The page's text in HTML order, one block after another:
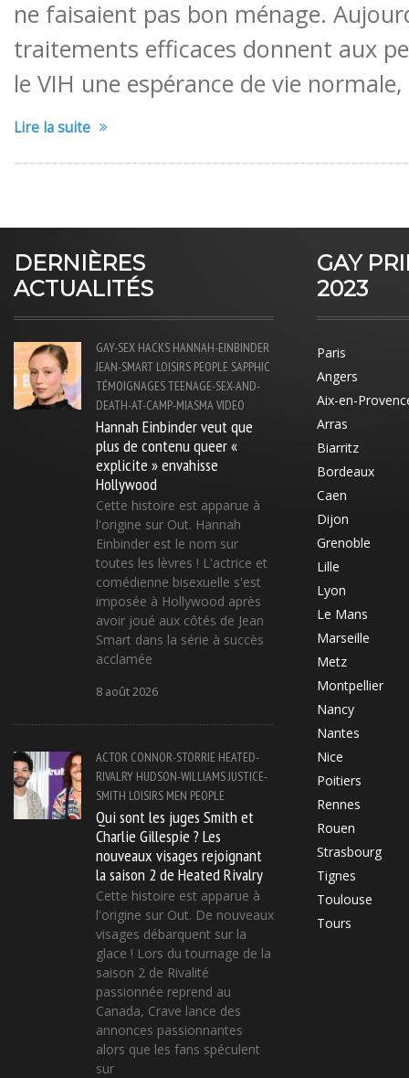
ne faisaient pas bon ménage.
traitements efficaces donnent aux
le VIH une espérance de vie
Lire la suite
DERNIÈRES
ACTUALITÉS
GAY-SEX HACKS HANNAH-EINBINDER
JEAN-SMART LOISIRS PEOPLE SAPPHIC
TÉMOIGNAGESTEENAGE-SEX-AND-
DEATH-AT-CAMP-MIASMA VIDEO
Hannah Einbinder veut que
plus de contenu queer «
explicite » envahisse
Hollywood
Cette histoire est apparue à
l'origine sur Out. Hannah
Einbinder est le nom sur
toutes les lèvres ! L'actrice et
comédienne bisexuelle s'est
imposée à Hollywood après
avoir joué aux côtés de Jean
Smart dans la série à succès
acclamée
8 août 2026
ACTOR CONNOR-STORRIE HEATED-
RIVALRY HUDSON-WILLIAMSJUSTICE-
SMITH LOISIRS MEN PEOPLE
Qui sont les juges Smith et
Charlie Gillespie ? Les
nouveaux visages rejoignant
la saison 2 de Heated Rivalry
Cette histoire est apparue à
l'origine sur Out. De nouveaux
visages débarquent sur la
glace ! Lors du tournage de la
saison 2 de Rivalité
passionnée reprend au
Canada, Crave lance des
annonces passionnantes
alors que les fans spéculent
sur
GAY
2023
Paris
Angers
Aix-en-
Arras
Biarritz
Bordeaux
Caen
Dijon
Grenoble
Lille
Lyon
Le Mans
Marseille
Metz
Montpellier
Nancy
Nantes
Nice
Poitiers
Rennes
Rouen
Strasbourg
Tignes
Toulouse
Tours